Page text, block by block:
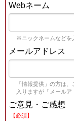
Webネーム
※ニックネームなどを
メールアドレス
「情報提供」の方は
入りますが「メール
ご意見・ご感想
【必須】